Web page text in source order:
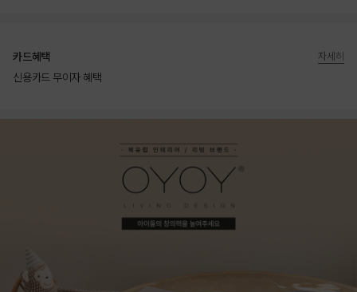
카드혜택
신용카드 무이자 혜택
자세히